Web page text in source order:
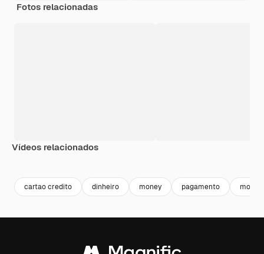
Fotos relacionadas
Vídeos relacionados
cartao credito dinheiro money pagamento moeda